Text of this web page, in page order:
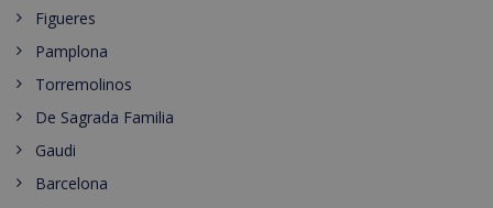
Figueres
Pamplona
Torremolinos
De Sagrada Familia
Gaudi
Barcelona